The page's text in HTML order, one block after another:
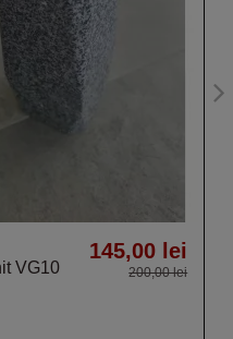
VG10
145,00 lei
200,00 lei